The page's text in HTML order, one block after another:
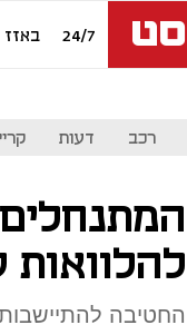
24/7 באזז
רכב דעות
החטיבה